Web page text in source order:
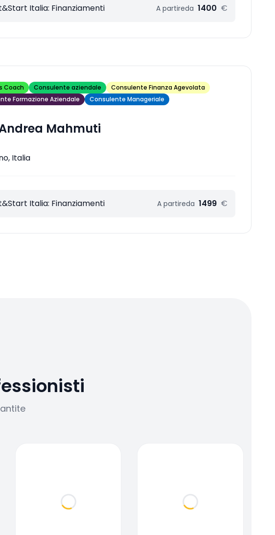
Italia: Finanziamenti A partireda 1400 €
Coach Consulente aziendale
Consulente Finanza Agevolata
Formazione Aziendale
Consulente Manageriale
Mahmuti
Italia
Italia: Finanziamenti A partireda 1499 €
Loading... Loading...